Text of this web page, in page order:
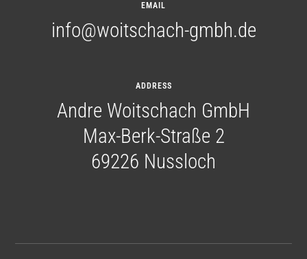
EMAIL
info@woitschach-gmbh.de
ADDRESS
Andre Woitschach GmbH
Max-Berk-Straße 2
69226 Nussloch